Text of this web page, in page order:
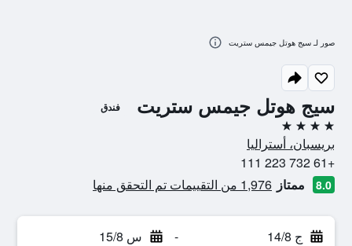
سيج هوتل جيمس ستريت فندق
4 نجوم
بريسبان، أستراليا
+61 732 223 111
8.0 ممتاز 1,976 من التقييمات تم التحقق منها
ج 14/8 - س 15/8
صور لـ سيج هوتل جيمس ستريت